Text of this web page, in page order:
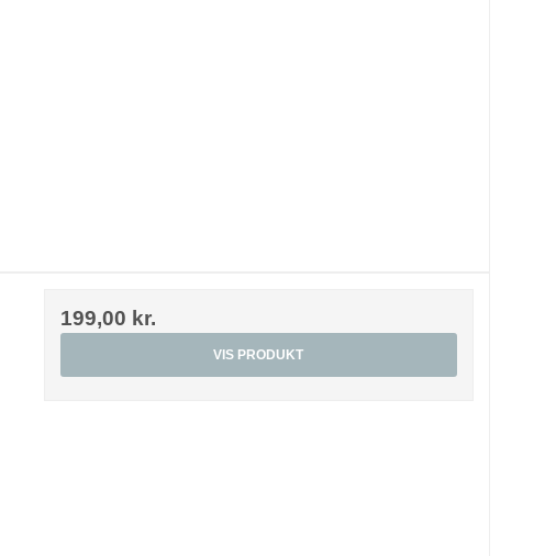
199,00 kr.
VIS PRODUKT